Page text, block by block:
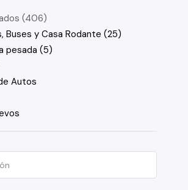
(406)
Buses y Casa Rodante (25)
pesada (5)
Autos